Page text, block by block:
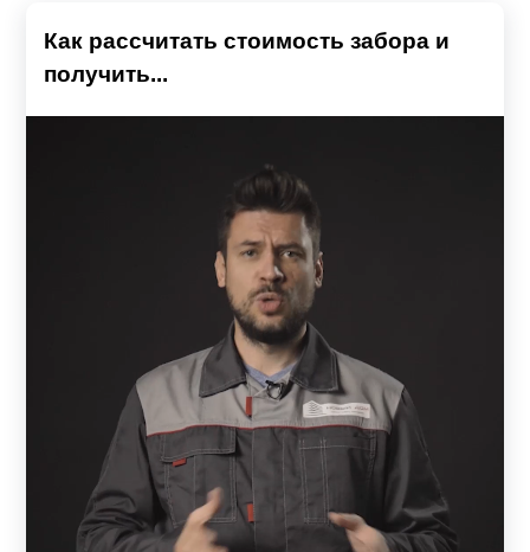
Как рассчитать стоимость забора и
получить...